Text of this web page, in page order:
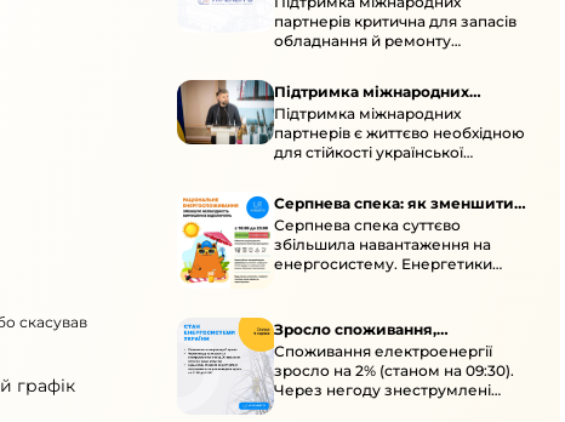
скасував
графік
підтримка для стійкості
енергосистеми
партнерів критична для запасів
обладнання й ремонту
Підтримка міжнародних
партнерів для стійкості
енергосистеми
Підтримка міжнародних
партнерів є життєво необхідною
для стійкості української
наступної зими.
Серпнева спека: як зменшити
навантаження
Серпнева спека суттєво
збільшила навантаження на
енергосистему. Енергетики
ощадливо споживати.
Зросло споживання,
знеструмлення через негоду й
атаки
Споживання електроенергії
зросло на 2% (станом на 09:30).
Через негоду знеструмлені
понад 70 населених пунктів.